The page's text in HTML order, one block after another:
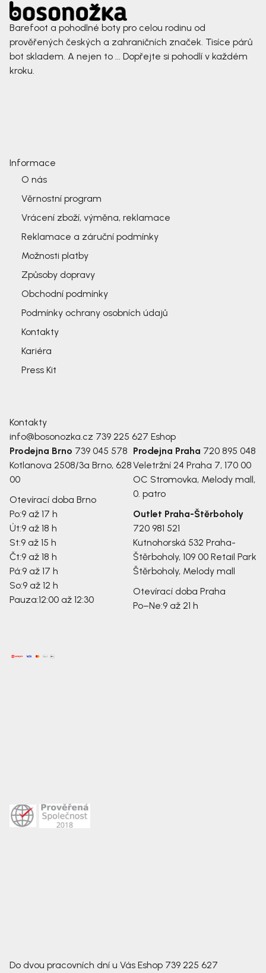
Barefoot a pohodlné boty pro celou rodinu od
prověřených českých a zahraničních značek. Tisíce párů
bot skladem. A nejen to ... Dopřejte si pohodlí v každém
kroku.
Informace
O nás
Věrnostní program
Vrácení zboží, výměna, reklamace
Reklamace a záruční podmínky
Možnosti platby
Způsoby dopravy
Obchodní podmínky
Podmínky ochrany osobních údajů
Kontakty
Kariéra
Press Kit
Kontakty
info@bosonozka.cz 739 225 627 Eshop
Prodejna Brno 739 045 578
Kotlanova 2508/3a Brno, 628
00
Otevírací doba Brno
Po:9 až 17 h
Út:9 až 18 h
St:9 až 15 h
Čt:9 až 18 h
Pá:9 až 17 h
So:9 až 12 h
Pauza:12:00 až 12:30
Prodejna Praha 720 895 048
Veletržní 24 Praha 7, 170 00
OC Stromovka, Melody mall,
0. patro
Outlet Praha-Štěrboholy
720 981 521
Kutnohorská 532 Praha-
Štěrboholy, 109 00 Retail Park
Štěrboholy, Melody mall
Otevírací doba Praha
Po–Ne:9 až 21 h
Do dvou pracovních dní u Vás Eshop 739 225 627